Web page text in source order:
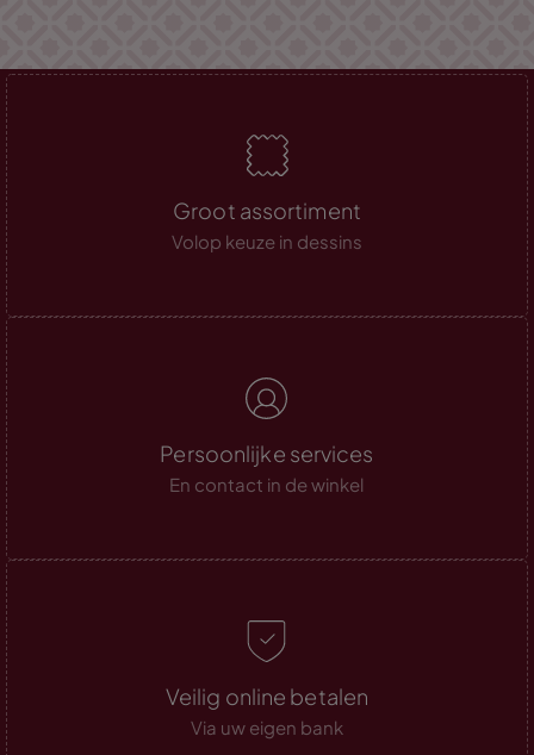
Groot assortiment
Volop keuze in dessins
Persoonlijke services
En contact in de winkel
Veilig online betalen
Via uw eigen bank